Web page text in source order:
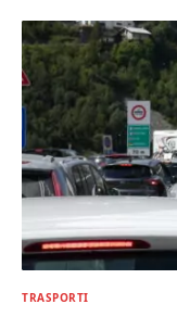
TRASPORTI